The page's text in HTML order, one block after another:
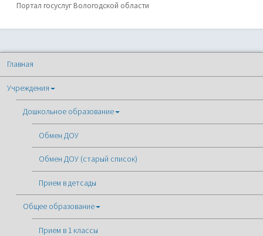
Портал госуслуг Вологодской области
Главная
Учреждения
Дошкольное образование
Обмен ДОУ
Обмен ДОУ (старый список)
Прием в детсады
Общее образование
Прием в 1 классы